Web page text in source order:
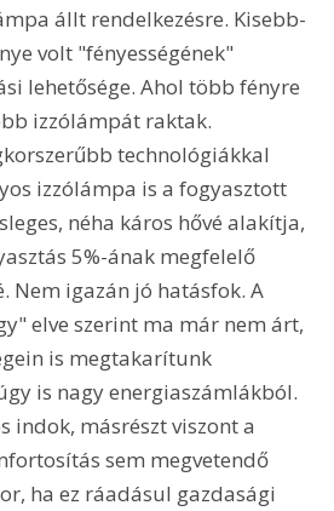
állt rendelkezésre. Kisebb-
volt "fényességének"
lehetősége. Ahol több fényre
izzólámpát raktak.
technológiákkal
izzólámpa is a fogyasztott
néha káros hővé alakítja,
5%-ának megfelelő
Nem igazán jó hatásfok. A
elve szerint ma már nem árt,
is megtakarítunk
is nagy energiaszámlákból.
indok, másrészt viszont a
sem megvetendő
ha ez ráadásul gazdasági